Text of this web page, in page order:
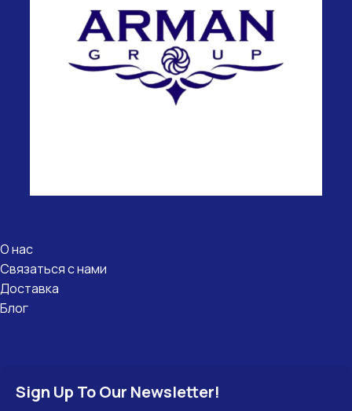
О нас
Связаться с нами
Доставка
Блог
Sign Up To Our Newsletter!